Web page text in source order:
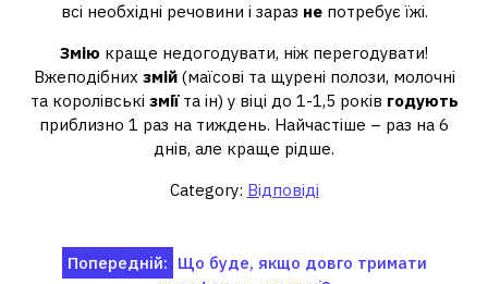
всі необхідні речовини і зараз непотребує їжі.
Змію краще недогодувати, ніж перегодувати!
Вжеподібних змій(маїсові та щурені полози, молочні
та королівські зміїта ін) у віці до 1-1,5 років годують
приблизно 1 раз на тиждень. Найчастіше – раз на 6
днів, але краще рідше.
Category: Відповіді
Навігація
Попередній: Що буде, якщо довго тримати